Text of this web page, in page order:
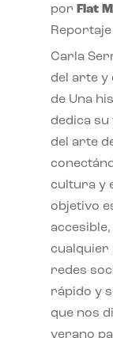
por Flat
Reportaje
Carla
del arte y
de Una
dedica
del arte
cultura y
objetivo
cualquier
redes
rápido y
que nos
verano